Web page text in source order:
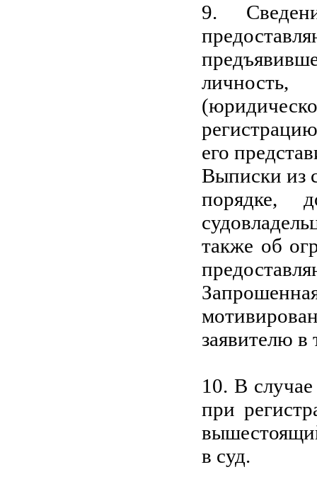
9.
его
Выписки из
порядке,
также об
заявителю в
10. В
при
в суд.